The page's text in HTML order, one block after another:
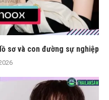
sơ và con đường sự nghiệp